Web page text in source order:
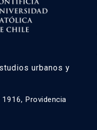
urbanos y
1916, Providencia